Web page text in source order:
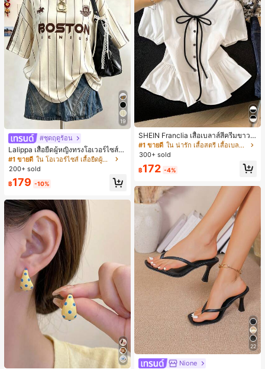
19
#ชุดฤดูร้อน
Lalippa เสื้อยืดผู้หญิงทรงโอเวอร์ไซส์ค
วามยาวกลาง คอกลม ไหล่ตก ลายพิมพ์
ตัวอักษรและลายทางแนวตั้ง สไตล์แฟชั่
#1 ขายดี
ใน โอเวอร์ไซส์ เสื้อยืดผู้หญิง
200+ sold
฿179 -10%
SHEIN Franclia เสื้อเบลาส์สีครีมขาวนุ่
มนวล เอวรูด, แต่งขอบตัดกัน + โบว์ผูก,
แขนพอง จับคู่กับกระโปรงชายระบาย,
กวัน
#1 ขายดี
ใน น่ารัก เสื้อสตรี เสื้อเบลาส์ & Tee
300+ sold
฿172 -4%
22
Nione